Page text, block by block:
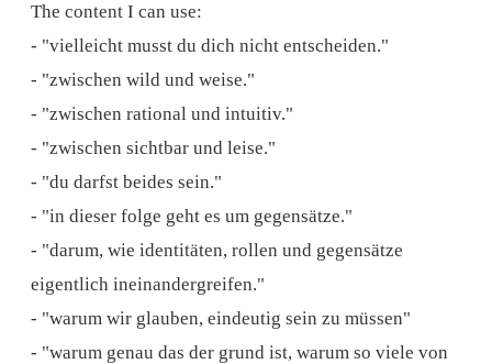
The content I can use:
- "vielleicht musst du dich nicht entscheiden."
- "zwischen wild und weise."
- "zwischen rational und intuitiv."
- "zwischen sichtbar und leise."
- "du darfst beides sein."
- "in dieser folge geht es um gegensätze."
- "darum, wie identitäten, rollen und gegensätze
eigentlich ineinandergreifen."
- "warum wir glauben, eindeutig sein zu müssen"
- "warum genau das der grund ist, warum so viele von